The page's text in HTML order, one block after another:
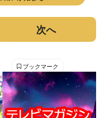
次へ
ブックマーク